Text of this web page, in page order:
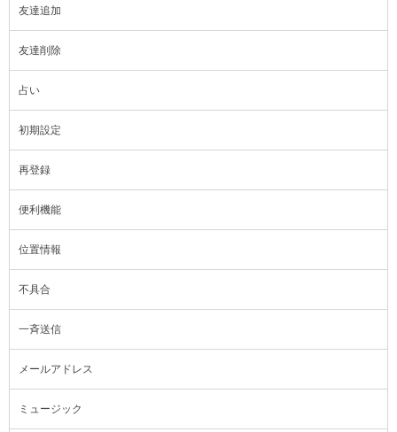
友達追加
友達削除
占い
初期設定
再登録
便利機能
位置情報
不具合
一斉送信
メールアドレス
ミュージック